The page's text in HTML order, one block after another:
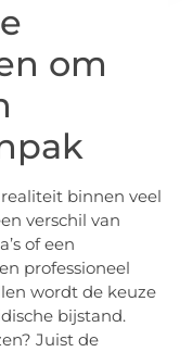
om
binnen veel
verschil van
of een
professioneel
wordt de keuze
bijstand.
Juist de